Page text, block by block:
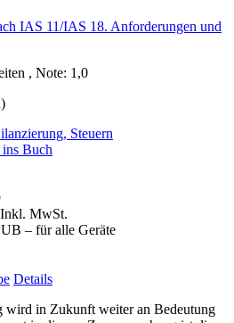
, Note: 1,0
Steuern
Buch
MwSt.
– für alle Geräte
Details
wird in Zukunft weiter an Bedeutung